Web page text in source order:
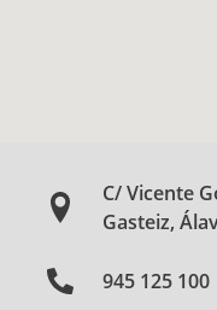
C/ Vicente
Gasteiz,
945 125 100